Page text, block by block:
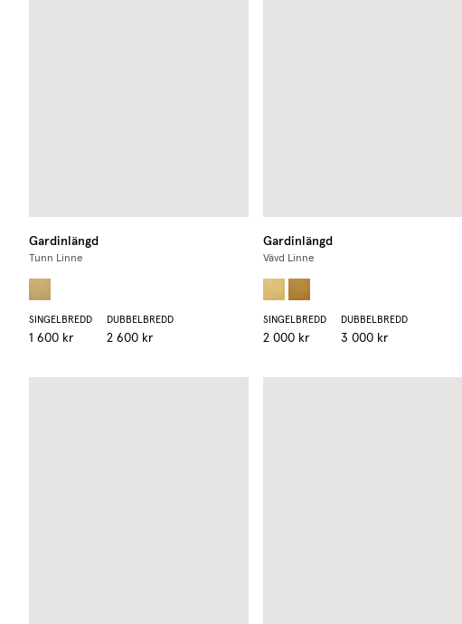
Gardinlängd
Tunn Linne
SINGELBREDD
1 600 kr
DUBBELBREDD
2 600 kr
Gardinlängd
Vävd Linne
SINGELBREDD
2 000 kr
DUBBELBREDD
3 000 kr